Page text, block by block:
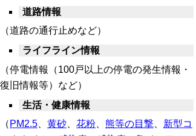
道路情報
（道路の通行止めなど）
ライフライン情報
（停電情報（100戸以上の停電の発生情報・
復旧情報等）など）
生活・健康情報
（ PM2.5 黄砂 花粉 熊等の目撃
新型コ